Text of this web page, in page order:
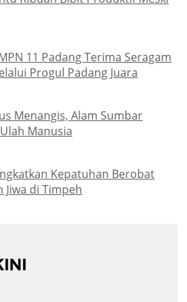
11 Padang Terima Seragam
Progul Padang Juara
Menangis, Alam Sumbar
Manusia
Kepatuhan Berobat
Jiwa di Timpeh